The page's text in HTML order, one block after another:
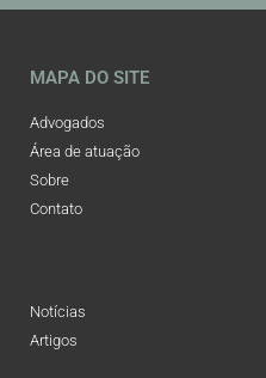
MAPA DO SITE
Advogados
Área de atuação
Sobre
Contato
Notícias
Artigos